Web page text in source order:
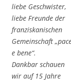
lie­be Geschwis­ter,
lie­be Freun­de der
fran­zis­ka­ni­schen
Gemein­schaft
e bene“.
Dank­bar schau­en
wir auf 15 Jah­re